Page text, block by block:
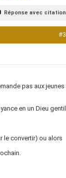
Réponse avec citation
#3
pas aux jeunes
en un Dieu gentil
le convertir) ou alors